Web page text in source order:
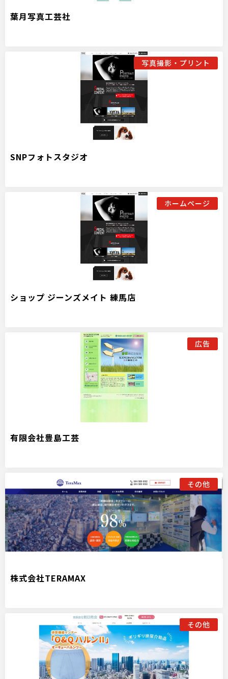
葉月写真工芸社
写真撮影・プリント
SNPフォトスタジオ
ホームページ
ショップ ジーンズメイト 練馬店
広告
有限会社豊島工芸
その他
株式会社TERAMAX
その他